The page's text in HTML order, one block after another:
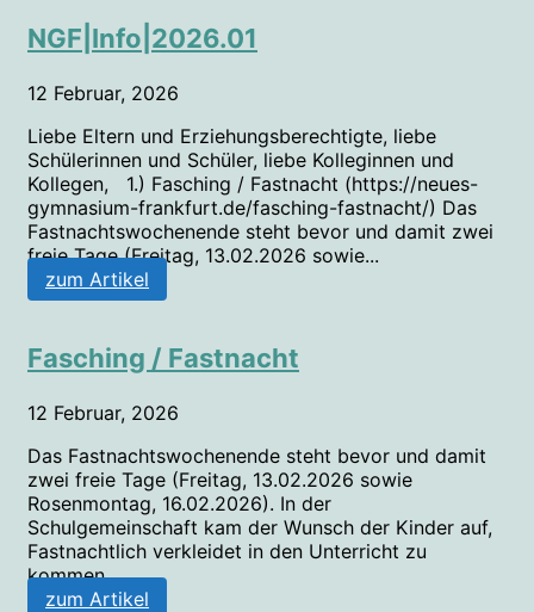
NGF|Info|2026.01
12 Februar, 2026
Liebe Eltern und Erziehungsberechtigte, liebe
Schülerinnen und Schüler, liebe Kolleginnen und
Kollegen, 1.) Fasching / Fastnacht (https://neues-
gymnasium-frankfurt.de/fasching-fastnacht/) Das
Fastnachtswochenende steht bevor und damit zwei
freie Tage (Freitag, 13.02.2026 sowie...
zum Artikel
Fasching / Fastnacht
12 Februar, 2026
Das Fastnachtswochenende steht bevor und damit
zwei freie Tage (Freitag, 13.02.2026 sowie
Rosenmontag, 16.02.2026). In der
Schulgemeinschaft kam der Wunsch der Kinder auf,
Fastnachtlich verkleidet in den Unterricht zu
kommen...
zum Artikel